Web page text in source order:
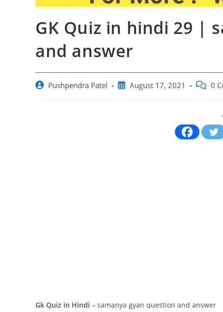
GK Quiz in hindi 29 |
and answer
Post Pushpendra Patel
PostAugust 17, 2021
Post 0
Gk Quiz in Hindi – samanya gyan question and answer